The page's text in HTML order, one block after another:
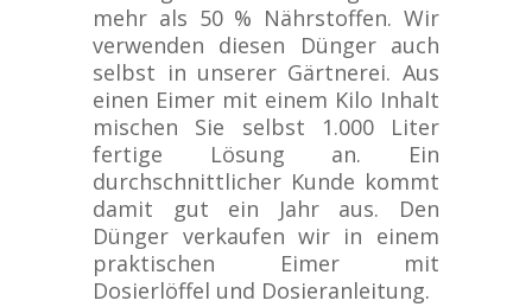
mehr als 50 % Nährstoffen. Wir
verwenden diesen Dünger auch
selbst in unserer Gärtnerei. Aus
einen Eimer mit einem Kilo Inhalt
mischen Sie selbst 1.000 Liter
fertige Lösung an. Ein
durchschnittlicher Kunde kommt
damit gut ein Jahr aus. Den
Dünger verkaufen wir in einem
praktischen Eimer mit
Dosierlöffel und Dosieranleitung.